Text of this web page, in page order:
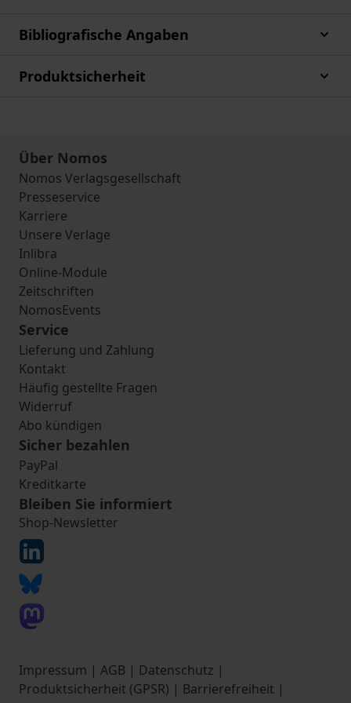
Bibliografische Angaben
Produktsicherheit
Über Nomos
Nomos Verlagsgesellschaft
Presseservice
Karriere
Unsere Verlage
Inlibra
Online-Module
Zeitschriften
NomosEvents
Service
Lieferung und Zahlung
Kontakt
Häufig gestellte Fragen
Widerruf
Abo kündigen
Sicher bezahlen
PayPal
Kreditkarte
Bleiben Sie informiert
Shop-Newsletter
Impressum | AGB | Datenschutz |
Produktsicherheit (GPSR) | Barrierefreiheit |